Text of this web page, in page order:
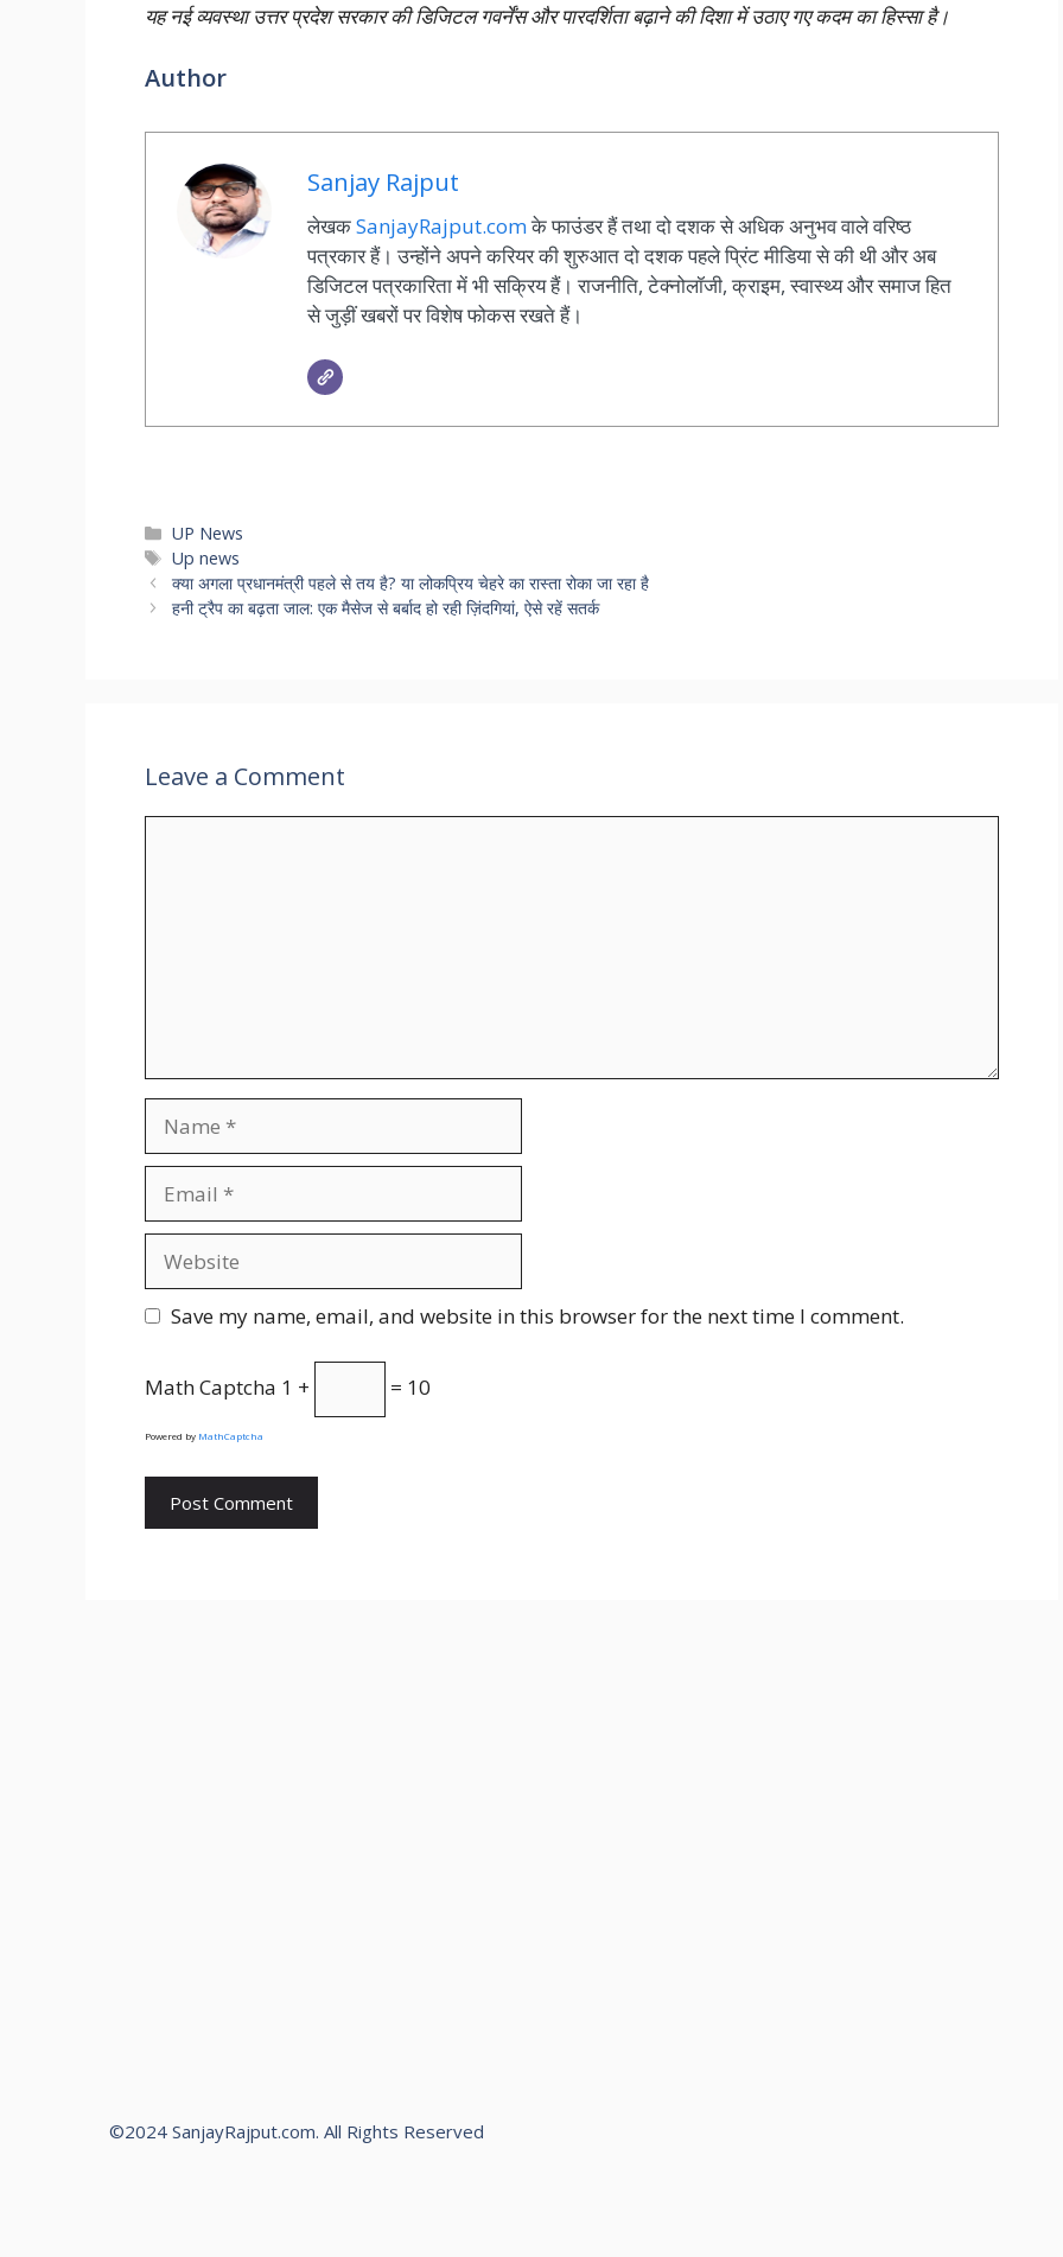
यह नई व्यवस्था उत्तर प्रदेश सरकार की डिजिटल गवर्नेंस और पारदर्शिता बढ़ाने की दिशा में उठाए गए कदम का हिस्सा है।
Author
Sanjay Rajput
लेखकSanjayRajput.comके फाउंडर हैं तथा दो दशक से अधिक अनुभव वाले वरिष्ठ
पत्रकार हैं। उन्होंने अपने करियर की शुरुआत दो दशक पहले प्रिंट मीडिया से की थी और अब
डिजिटल पत्रकारिता में भी सक्रिय हैं। राजनीति, टेक्नोलॉजी, क्राइम, स्वास्थ्य और समाज हित
से जुड़ीं खबरों पर विशेष फोकस रखते हैं।
Categories
UP News
Tags
Up news
क्या अगला प्रधानमंत्री पहले से तय है? या लोकप्रिय चेहरे का रास्ता रोका जा रहा है
हनी ट्रैप का बढ़ता जाल: एक मैसेज से बर्बाद हो रही ज़िंदगियां, ऐसे रहें सतर्क
Leave a Comment
Save my name, email, and website in this browser for the next time I comment.
Math Captcha 1 + = 10
Powered by MathCaptcha
©2024 SanjayRajput.com. All Rights Reserved